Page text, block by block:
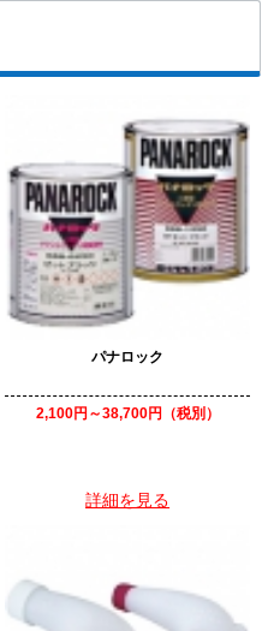
パナロック
2,100円～38,700円（税別）
詳細を見る